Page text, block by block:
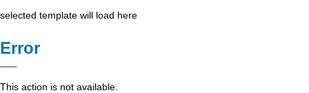
selected template will load here
Error
This action is not available.